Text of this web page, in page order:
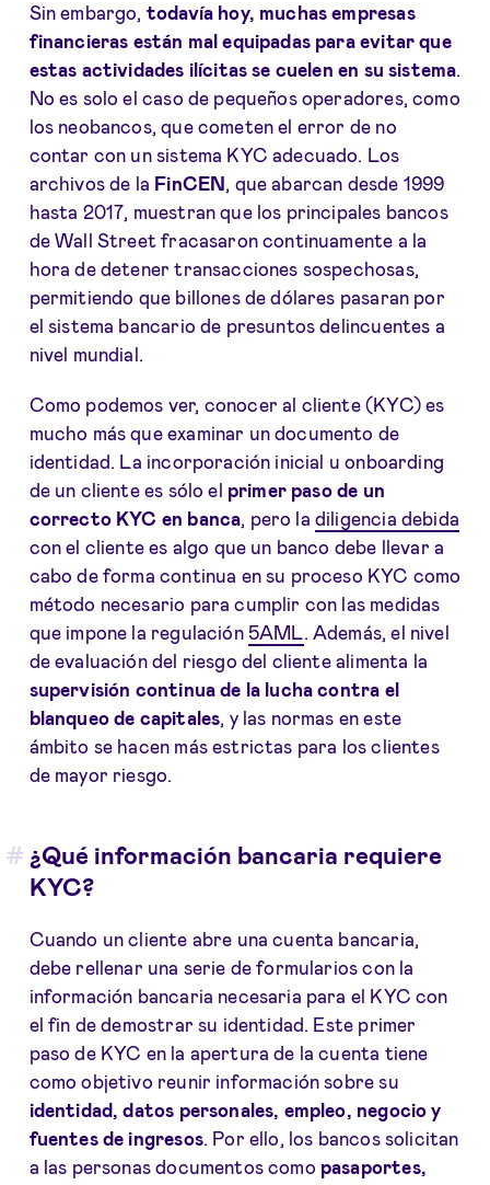
Sin embargo, todavía hoy, muchas empresas
financieras están mal equipadas para evitar que
estas actividades ilícitas se cuelen en su sistema.
No es solo el caso de pequeños operadores, como
los neobancos, que cometen el error de no
contar con un sistema KYC adecuado. Los
archivos de la FinCEN, que abarcan desde 1999
hasta 2017, muestran que los principales bancos
de Wall Street fracasaron continuamente a la
hora de detener transacciones sospechosas,
permitiendo que billones de dólares pasaran por
el sistema bancario de presuntos delincuentes a
nivel mundial.
Como podemos ver, conocer al cliente (KYC) es
mucho más que examinar un documento de
identidad. La incorporación inicial u onboarding
de un cliente es sólo el primer paso de un
correcto KYC en banca , pero la diligencia debida
con el cliente es algo que un banco debe llevar a
cabo de forma continua en su proceso KYC como
método necesario para cumplir con las medidas
que impone la regulación 5AML
. Además, el nivel
de evaluación del riesgo del cliente alimenta la
supervisión continua de la lucha contra el
blanqueo de capitales , y las normas en este
ámbito se hacen más estrictas para los clientes
de mayor riesgo.
¿Qué información bancaria requiere
KYC?
Cuando un cliente abre una cuenta bancaria,
debe rellenar una serie de formularios con la
información bancaria necesaria para el KYC con
el fin de demostrar su identidad. Este primer
paso de KYC en la apertura de la cuenta tiene
como objetivo reunir información sobre su
identidad, datos personales, empleo, negocio y
fuentes de ingresos. Por ello, los bancos solicitan
a las personas documentos como pasaportes,